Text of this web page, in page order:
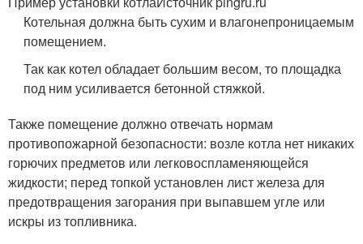
Котельная должна быть сухим и влагонепроницаемым
помещением.
Так как котел обладает большим весом, то площадка
под ним усиливается бетонной стяжкой.
Также помещение должно отвечать нормам
противопожарной безопасности: возле котла нет никаких
горючих предметов или легковоспламеняющейся
жидкости; перед топкой установлен лист железа для
предотвращения загорания при выпавшем угле или
искры из топливника.